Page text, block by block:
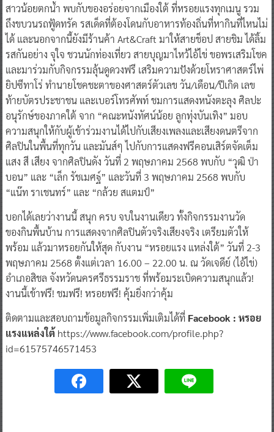
สาวน้อยตกน้ำ พบกับของอร่อยจากเมืองใต้ ที่หรอยแรงทุกเมนู รวม
ถึงขบวนรถฟู้ดทรัค รสเด็ดที่ต้องโดนกับอาหารท้องถิ่นที่หากินที่ไหนไม่
ได้ และนอกจากนี้ยังมีร้านค้า Art&Craft มาให้สายช็อป สายชิม ได้ลิ้ม
รสกันอย่าง จุใจ ชวนนักท่องเที่ยว สายบุญมาไหว้ไอ้ไข่ ขอพรเสริมโชค
และมาร่วมกับกิจกรรมลุ้นดูดวงฟรี เสริมความปังด้วยโหราศาสตร์ไพ่
ยิปซีทาโร่ ทำนายโชคชะตาของศาสตร์ตัวเลข วัน/เดือน/ปีเกิด เลข
ท้ายบัตรประชาชน และเบอร์โทรศัพท์ ชมการแสดงหนังตะลุง ศิลปะ
อนุรักษ์ของภาคใต้ จาก “คณะหนังทัศน์น้อย ลูกทุ่งบันเทิง” มอบ
ความสนุกให้กับผู้เข้าร่วมงานได้ไปกับเสียงเพลงและเสียงดนตรีจาก
ศิลปินในพื้นที่ทุกวัน และมันส์ๆ ไปกับการแสดงฟรีคอนเสิร์ตจัดเต็ม
แสง สี เสียง จากศิลปินดัง วันที่ 2 พฤษภาคม 2568 พบกับ “วุฒิ ป่า
บอน” และ “เล็ก รัชเมศฐ์” และวันที่ 3 พฤษภาคม 2568 พบกับ
“แน๊ท ราเชนทร์” และ “กล้วย สแตมป์”
บอกได้เลยว่างานนี้ สนุก ครบ จบในงานเดียว ทั้งกิจกรรมงานวัด
ของกินพื้นบ้าน การแสดงจากศิลปินตัวจริงเสียงจริง เตรียมตัวให้
พร้อม แล้วมาหรอยกันให้สุด กับงาน “หรอยแรง แหล่งใต้” วันที่ 2-3
พฤษภาคม 2568 ตั้งแต่เวลา 16.00 – 22.00 น. ณ วัดเจดีย์ (ไอ้ไข่)
อำเภอสิชล จังหวัดนครศรีธรรมราช ที่พร้อมระเบิดความสนุกแล้ว!
งานนี้เข้าฟรี! ชมฟรี! หรอยฟรี! คุ้มยิ่งกว่าคุ้ม
ติดตามและสอบถามข้อมูลกิจกรรมเพิ่มเติมได้ที่ Facebook : หรอย
แรงแหล่งใต้ https://www.facebook.com/profile.php?
id=61575746571453